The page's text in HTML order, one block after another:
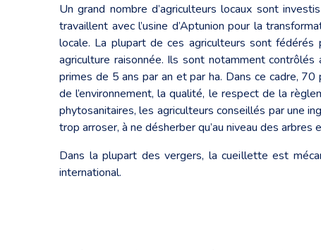
Un grand nombre d’agriculteurs locaux sont
travaillent avec l’usine d’Aptunion pour la
locale. La plupart de ces agriculteurs sont fédérés
agriculture raisonnée. Ils sont notamment
primes de 5 ans par an et par ha. Dans ce cadre,
de l’environnement, la qualité, le respect de la
phytosanitaires, les agriculteurs conseillés par une
trop arroser, à ne désherber qu’au niveau des arbres
Dans la plupart des vergers, la cueillette est
international.